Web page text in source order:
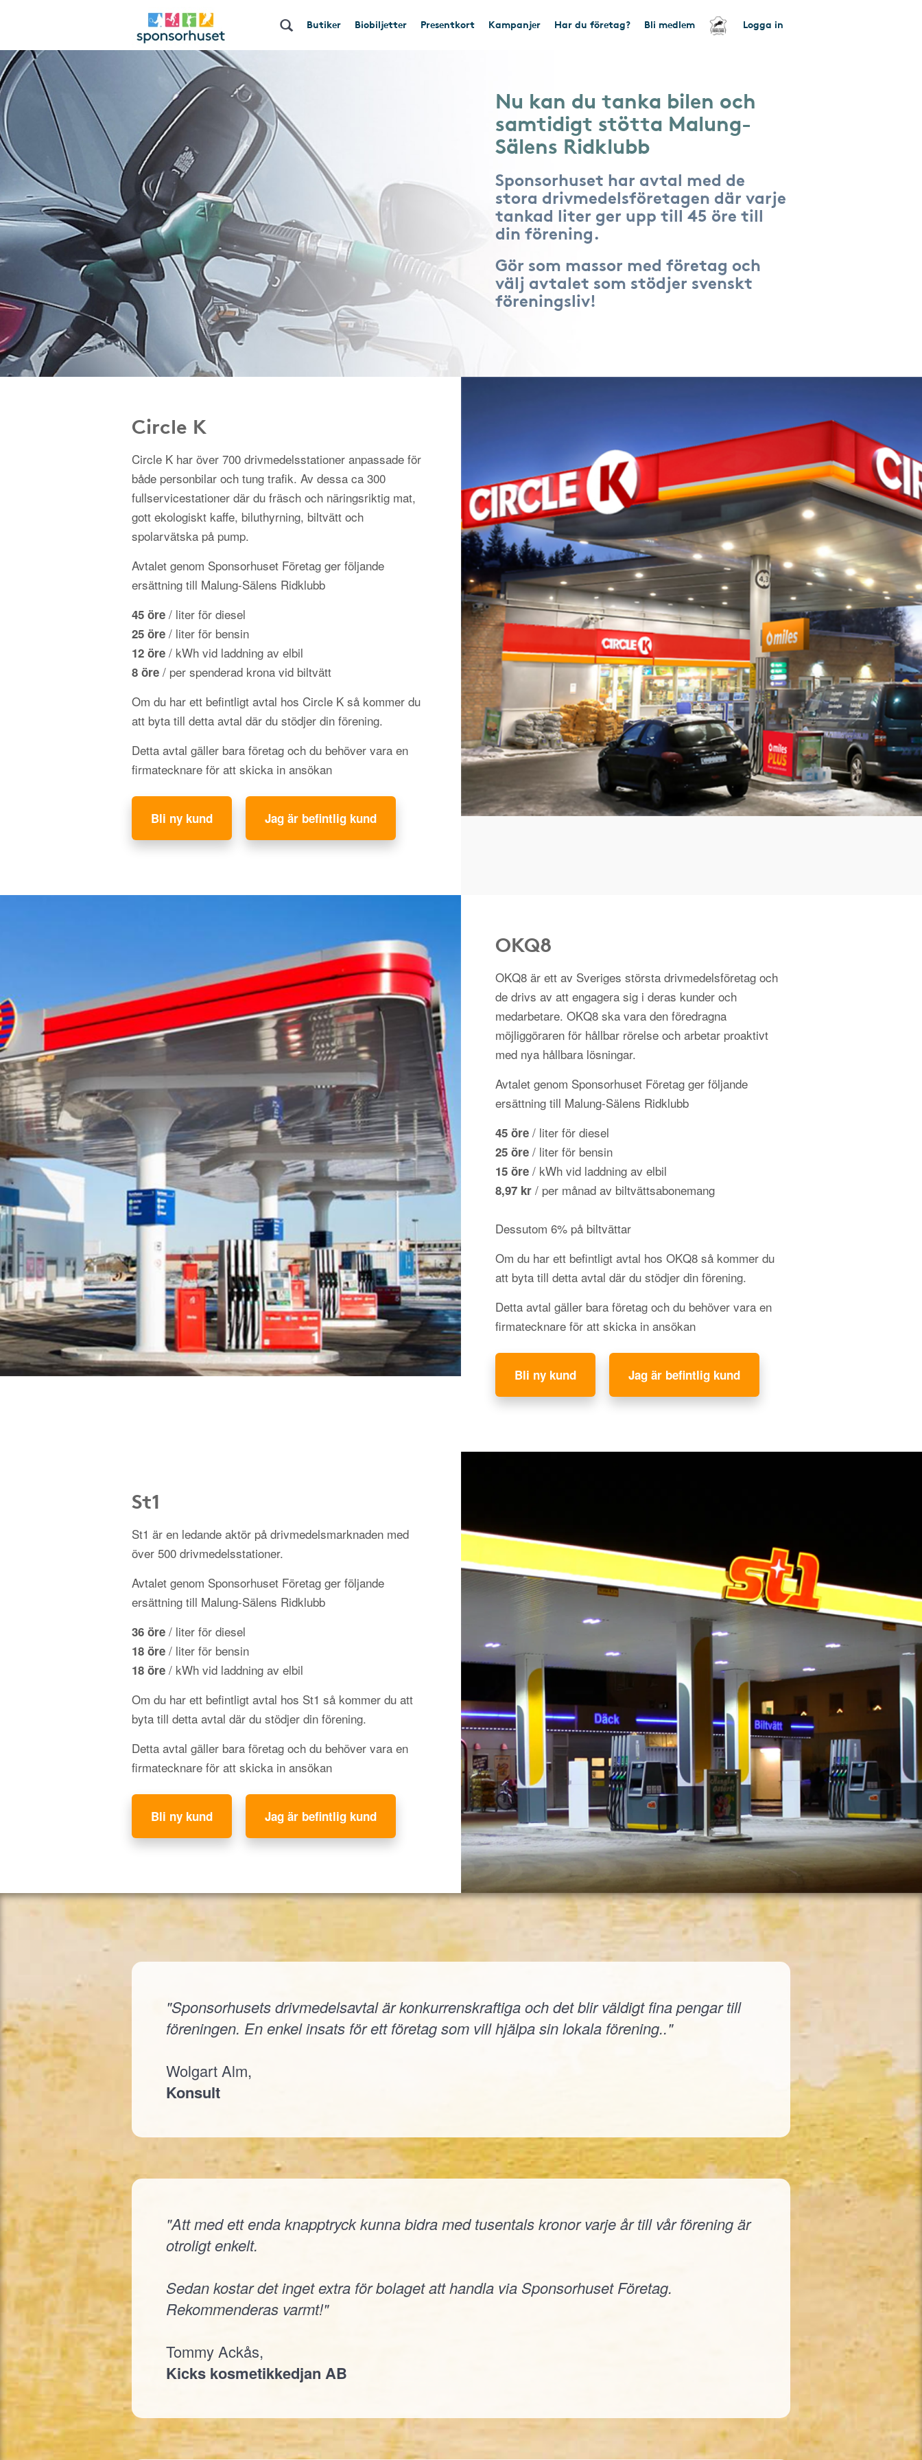
Butiker Biobiljetter Presentkort Kampanjer Har du företag? Bli medlem Logga in
Nu kan du tanka bilen och
samtidigt stötta Malung-
Sälens Ridklubb
Sponsorhuset har avtal med de
stora drivmedelsföretagen där varje
tankad liter ger upp till 45 öre till
din förening.
Gör som massor med företag och
välj avtalet som stödjer svenskt
föreningsliv!
Circle K
Circle K har över 700 drivmedelsstationer anpassade för
både personbilar och tung trafik. Av dessa ca 300
fullservicestationer där du fräsch och näringsriktig mat,
gott ekologiskt kaffe, biluthyrning, biltvätt och
spolarvätska på pump.
Avtalet genom Sponsorhuset Företag ger följande
ersättning till Malung-Sälens Ridklubb
45 öre / liter för diesel
25 öre / liter för bensin
12 öre / kWh vid laddning av elbil
8 öre / per spenderad krona vid biltvätt
Om du har ett befintligt avtal hos Circle K så kommer du
att byta till detta avtal där du stödjer din förening.
Detta avtal gäller bara företag och du behöver vara en
firmatecknare för att skicka in ansökan
Bli ny kund Jag är befintlig kund
OKQ8
OKQ8 är ett av Sveriges största drivmedelsföretag och
de drivs av att engagera sig i deras kunder och
medarbetare. OKQ8 ska vara den föredragna
möjliggöraren för hållbar rörelse och arbetar proaktivt
med nya hållbara lösningar.
Avtalet genom Sponsorhuset Företag ger följande
ersättning till Malung-Sälens Ridklubb
45 öre / liter för diesel
25 öre / liter för bensin
15 öre / kWh vid laddning av elbil
8,97 kr / per månad av biltvättsabonemang
Dessutom 6% på biltvättar
Om du har ett befintligt avtal hos OKQ8 så kommer du
att byta till detta avtal där du stödjer din förening.
Detta avtal gäller bara företag och du behöver vara en
firmatecknare för att skicka in ansökan
Bli ny kund Jag är befintlig kund
St1
St1 är en ledande aktör på drivmedelsmarknaden med
över 500 drivmedelsstationer.
Avtalet genom Sponsorhuset Företag ger följande
ersättning till Malung-Sälens Ridklubb
36 öre / liter för diesel
18 öre / liter för bensin
18 öre / kWh vid laddning av elbil
Om du har ett befintligt avtal hos St1 så kommer du att
byta till detta avtal där du stödjer din förening.
Detta avtal gäller bara företag och du behöver vara en
firmatecknare för att skicka in ansökan
Bli ny kund Jag är befintlig kund
"Sponsorhusets drivmedelsavtal är konkurrenskraftiga och det blir väldigt fina pengar till
föreningen. En enkel insats för ett företag som vill hjälpa sin lokala förening.."
Wolgart Alm,
Konsult
"Att med ett enda knapptryck kunna bidra med tusentals kronor varje år till vår förening är
otroligt enkelt.
Sedan kostar det inget extra för bolaget att handla via Sponsorhuset Företag.
Rekommenderas varmt!"
Tommy Ackås,
Kicks kosmetikkedjan AB